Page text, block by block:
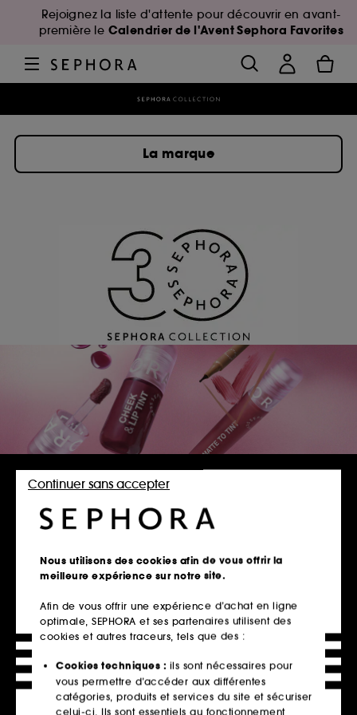
Rejoignez la liste d'attente pour découvrir en avant-
première le Calendrier de l'Avent Sephora Favorites
La marque
DÉCOUVRIR LA MARQUE
TOUS LES PRODUITS
SEPHORA COLLECTION
344 Produits
Nous utilisons des cookies afin de vous offrir la
meilleure expérience sur notre site.
Afin de vous offrir une expérience d’achat en ligne
optimale, SEPHORA et ses partenaires utilisent des
cookies et autres traceurs, tels que des :
Cookies techniques : ils sont nécessaires pour
vous permettre d’accéder aux différentes
catégories, produits et services du site et sécuriser
celui-ci. Ils sont essentiels au fonctionnement
Continuer sans accepter